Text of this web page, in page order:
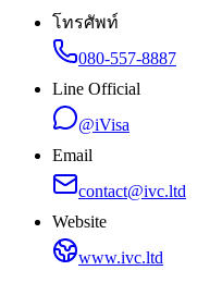
โทรศัพท์
080-557-8887
Line Official
@iVisa
Email
contact@ivc.ltd
Website
www.ivc.ltd